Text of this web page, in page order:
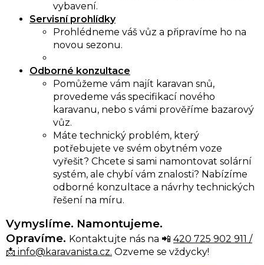
vybavení.
Servisní prohlídky
Prohlédneme váš vůz a připravíme ho na
novou sezonu.
Odborné konzultace
Pomůžeme vám najít karavan snů,
provedeme vás specifikací nového
karavanu, nebo s vámi prověříme bazarový
vůz.
Máte technický problém, který
potřebujete ve svém obytném voze
vyřešit? Chcete si sami namontovat solární
systém, ale chybí vám znalosti? Nabízíme
odborné konzultace a návrhy technických
řešení na míru.
Vymyslíme. Namontujeme.
Opravíme. Kontaktujte nás na 📲 420 725 902 911 /
📩 info@karavanista.cz. Ozveme se vždycky!